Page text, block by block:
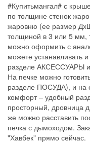
#Купитьмангал# с
по толщине стенок
жаровню (ее размер
толщиной в 3 или 5 мм,
можно оформить с
можете устанавливать
разделе АКСЕССУАРЫ и
На печке можно
разделе ПОСУДА), и на
комфорт – удобный
просторный, дровница
же можно расставить
печка с дымоходом.
"Хавбек" прямо сейчас.